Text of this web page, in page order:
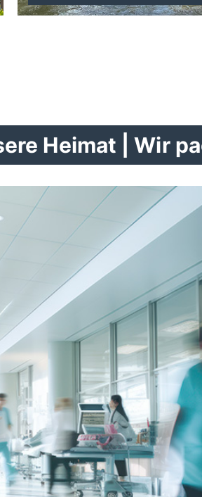
Heimat | Wir